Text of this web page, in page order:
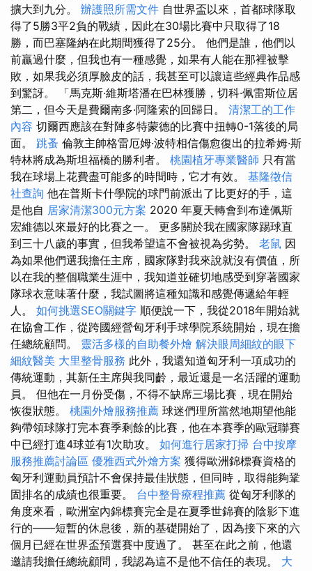
擴大到九分。 辦護照所需文件 自世界盃以來，首都球隊取
得了5勝3平2負的戰績，因此在30場比賽中只取得了18
勝，而巴塞隆納在此期間獲得了25分。 他們是誰，他們以
前贏過什麼，但我也有一種感覺，如果有人能在那裡被擊
敗，如果我必須厚臉皮的話，我甚至可以讓這些經典作品感
到驚訝。 「馬克斯·維斯塔潘在巴林獲勝，切科·佩雷斯位居
第二，但今天是費爾南多·阿隆索的回歸日。 清潔工的工作
內容 切爾西應該在對陣多特蒙德的比賽中扭轉0-1落後的局
面。 跳蚤 倫敦主帥格雷厄姆·波特相信傷愈復出的拉希姆·斯
特林將成為斯坦福橋的勝利者。 桃園植牙專業醫師 只有當
我在球場上花費盡可能多的時間時，它才有效。 基隆徵信
社查詢 他在普斯卡什學院的球門前派出了比更好的手，這
是他自 居家清潔300元方案 2020 年夏天轉會到布達佩斯
宏維德以來最好的比賽之一。 更多關於我在國家隊踢球直
到三十八歲的事實，但我希望這不會被視為劣勢。 老鼠 因
為如果他們選我擔任主席，國家隊對我來說就沒有價值，所
以在我的整個職業生涯中，我知道並確切地感受到穿著國家
隊球衣意味著什麼，我試圖將這種知識和感覺傳遞給年輕
人。 如何挑選SEO關鍵字 順便說一下，我從2018年開始就
在協會工作，從跨國經營匈牙利手球學院系統開始，現在擔
任總統顧問。 靈活多樣的自助餐外燴 解決眼周細紋的眼下
細紋醫美 大里整骨服務 此外，我還知道匈牙利一項成功的
傳統運動，其新任主席與我同齡，最近還是一名活躍的運動
員。 但他在一月份受傷，不得不缺席三場比賽，現在開始
恢復狀態。 桃園外燴服務推薦 球迷們理所當然地期望他能
夠帶領球隊打完本賽季剩餘的比賽，他在本賽季的歐冠聯賽
中已經打進4球並有1次助攻。 如何進行居家打掃 台中按摩
服務推薦討論區 優雅西式外燴方案 獲得歐洲錦標賽資格的
匈牙利運動員預計不會保持最佳狀態，但同時，取得能夠鞏
固排名的成績也很重要。 台中整骨療程推薦 從匈牙利隊的
角度來看，歐洲室內錦標賽完全是在夏季世錦賽的陰影下進
行的——短暫的休息後，新的基礎開始了，因為接下來的六
個月已經在世界盃預選賽中度過了。 甚至在此之前，他還
邀請我擔任總統顧問，我認為這不是他不信任的表現。 大